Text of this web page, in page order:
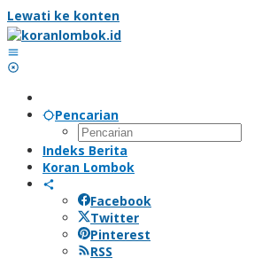
Lewati ke konten
Pencarian
Indeks Berita
Koran Lombok
Facebook
Twitter
Pinterest
RSS